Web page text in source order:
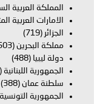
المملكة العربية
الامارات العربية
الجزائر (719)
مملكة البحرين (503)
دولة ليبيا (488)
الجمهورية اللبنانية (413)
سلطنة عمان (388)
الجمهورية التونسية